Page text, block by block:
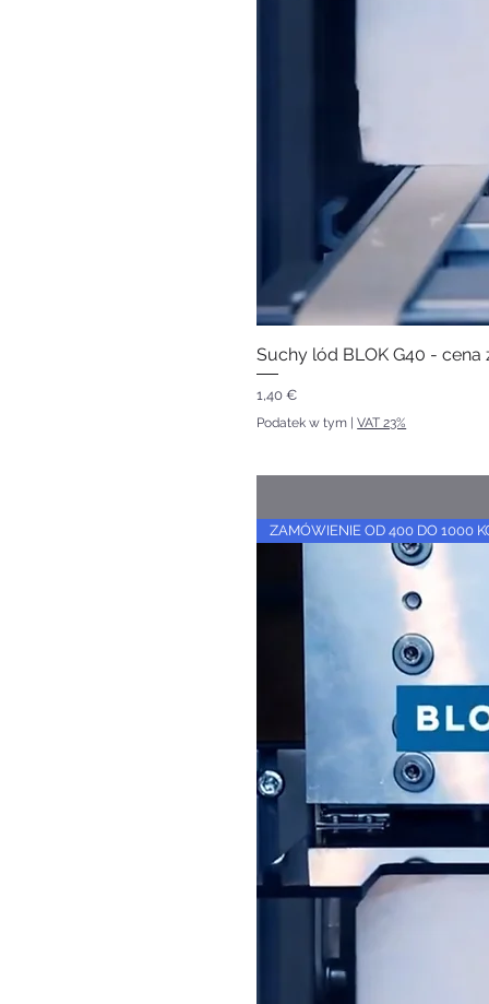
Suchy lód BLOK G40 - cena
Cena
1,40 €
Podatek w tym |VAT 23%
ZAMÓWIENIE OD 400 DO 1000